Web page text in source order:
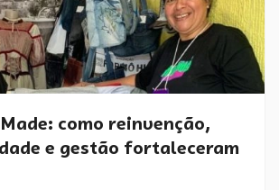
como reinvenção,
e gestão fortaleceram